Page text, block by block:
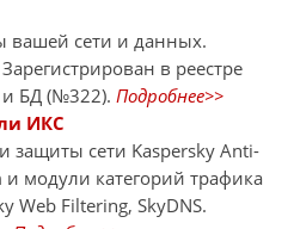
вашей сети и данных.
в реестре
БД (№322). Подробнее>>
ИКС
защиты сети Kaspersky Anti-
и модули категорий трафика
Web Filtering, SkyDNS.